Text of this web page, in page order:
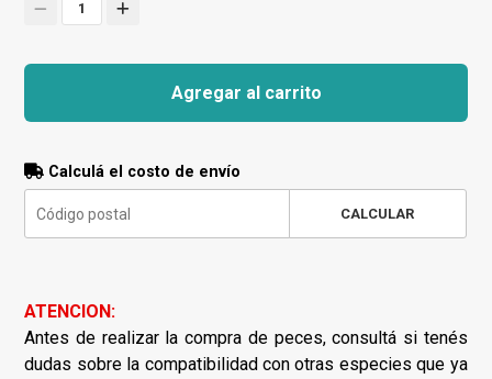
1
Agregar al carrito
Calculá el costo de envío
CALCULAR
ATENCION:
Antes de realizar la compra de peces, consultá si tenés
dudas sobre la compatibilidad con otras especies que ya